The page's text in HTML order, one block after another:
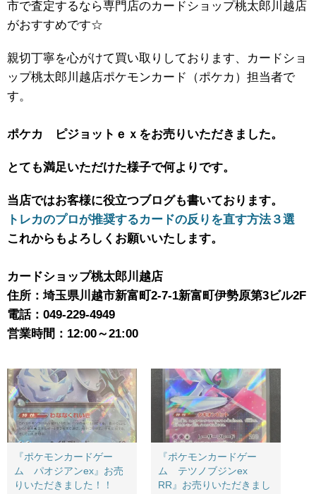
市で査定するなら専門店のカードショップ桃太郎川越店
がおすすめです☆
親切丁寧を心がけて買い取りしております、カードショ
ップ桃太郎川越店ポケモンカード（ポケカ）担当者で
す。
ポケカ ピジョットｅｘをお売りいただきました。
とても満足いただけた様子で何よりです。
当店ではお客様に役立つブログも書いております。
トレカのプロが推奨するカードの反りを直す方法３選
これからもよろしくお願いいたします。
カードショップ桃太郎川越店
住所：埼玉県川越市新富町2-7-1新富町伊勢原第3ビル2F
電話：049-229-4949
営業時間：12:00～21:00
『ポケモンカードゲー
ム パオジアンex』お売
りいただきました！！
『ポケモンカードゲー
ム テツノブジンex ​
RR』お売りいただきまし